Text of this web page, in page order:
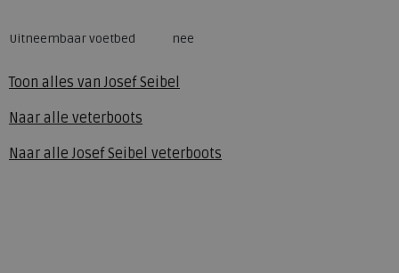
Toon alles vanJosef Seibel
Naar alle veterboots
Naar alleJosef Seibel veterboots
Uitneembaar voetbed nee